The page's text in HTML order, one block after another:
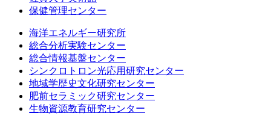
保健管理センター
海洋エネルギー研究所
総合分析実験センター
総合情報基盤センター
シンクロトロン光応用研究センター
地域学歴史文化研究センター
肥前セラミック研究センター
生物資源教育研究センター